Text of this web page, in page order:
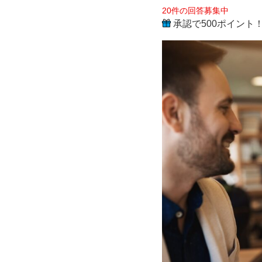
定
の
部
下
に
「え
こ
ひ
い
20件の回答募集中
承認で500ポイント